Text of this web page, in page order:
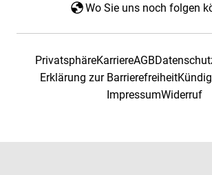
Wo Sie uns noch folgen
PrivatsphäreKarriereAGB
Erklärung zur Barrierefreiheit
ImpressumWiderruf